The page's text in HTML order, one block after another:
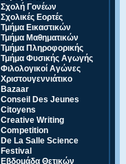
Σχολή Γονέων
Σχολικές Εορτές
Τμήμα Εικαστικών
Τμήμα Μαθηματικών
Τμήμα Πληροφορικής
Τμήμα Φυσικής Αγωγής
Φιλολογικοί Αγώνες
Χριστουγεννιάτικο
Bazaar
Conseil Des Jeunes
Citoyens
Creative Writing
Competition
De La Salle Science
Festival
Eβδομάδα Θετικών